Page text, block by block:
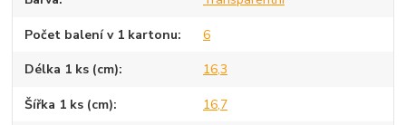
Počet balení v 1 kartonu 6
Délka 1 ks (cm) 16,3
Šířka 1 ks (cm) 16,7